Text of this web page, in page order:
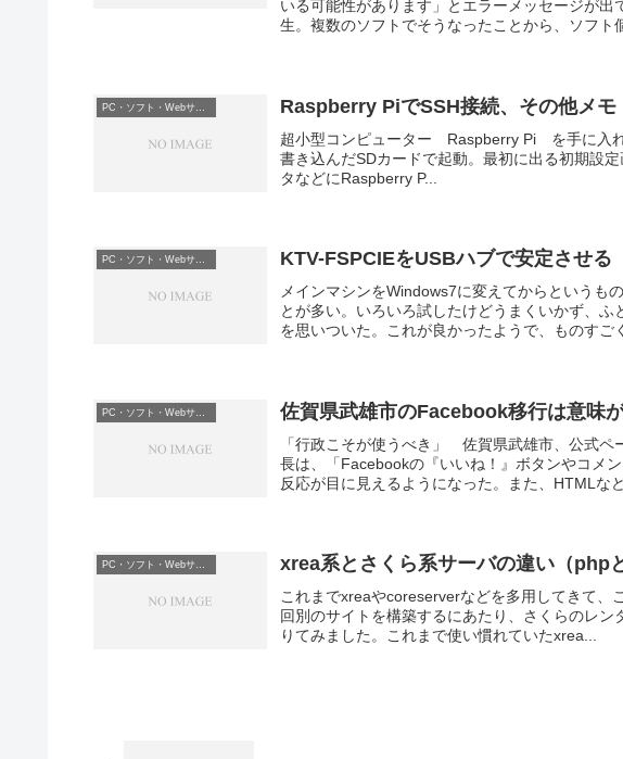
いる可能性があります」とエラーメッセージが
生。複数のソフトでそうなったことから、ソフト
Raspberry PiでSSH接続、その他メモ
超小型コンピューター Raspberry Pi を手に入
書き込んだSDカードで起動。最初に出る初期設
タなどにRaspberry P...
PC・ソフト・Webサービス等 KTV-FSPCIEをUSBハブで安定させる
メインマシンをWindows7に変えてからというも
とが多い。いろいろ試したけどうまくいかず、
を思いついた。これが良かったようで、ものすご
佐賀県武雄市のFacebook移行は意味
「行政こそが使うべき」 佐賀県武雄市、公式
長は、「Facebookの『いいね！』ボタンやコメ
反応が目に見えるようになった。また、HTMLな
PC・ソフト・Webサービス等 xrea系とさくら系サーバの違い（php
これまでxreaやcoreserverなどを多用してきて、
回別のサイトを構築するにあたり、さくらのレ
りてみました。これまで使い慣れていたxrea...